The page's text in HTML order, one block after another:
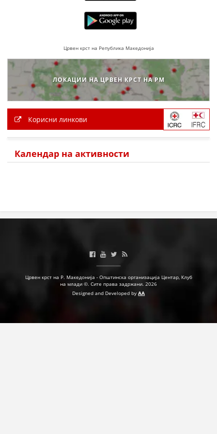
ПРИРАЧНИЦИ
СТРАТЕГИИ
ЕДУКАТИВНО ИНФОРМАТИВНИ МАТЕРИЈАЛИ
ПРЕЗЕНТАЦИИ
Црвен крст на Република Македонија
ЛОКАЦИИ НА ЦРВЕН КРСТ НА РМ
Корисни линкови
Календар на активности
Црвен крст на Р. Македонија - Општинска организација Центар, Клуб
на млади ©. Сите права задржани. 2026
Designed and Developed by AA